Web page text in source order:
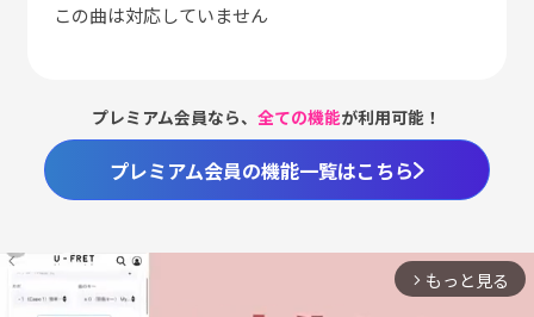
この曲は対応していません
プレミアム会員なら、全ての機能が利用可能！
プレミアム会員の機能一覧はこちら
arrow_forward_ios もっと見る